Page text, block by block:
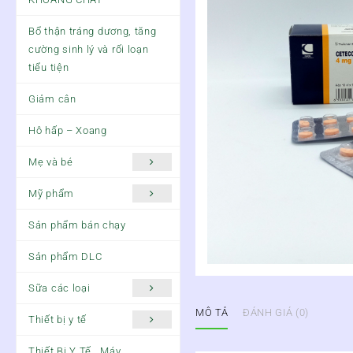
Bổ thận tráng dương, tăng
cường sinh lý và rối loạn
tiểu tiện
Giảm cân
Hô hấp – Xoang
Mẹ và bé
Mỹ phẩm
Sản phẩm bán chạy
Sản phẩm DLC
Sữa các loại
Thiết bị y tế
MÔ TẢ ĐÁNH GIÁ (0)